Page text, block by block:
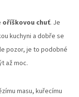
oříškovou chuť. Je
kuchyni a dobře se
pozor, je to podobné
až moc.
masu, kuřecímu